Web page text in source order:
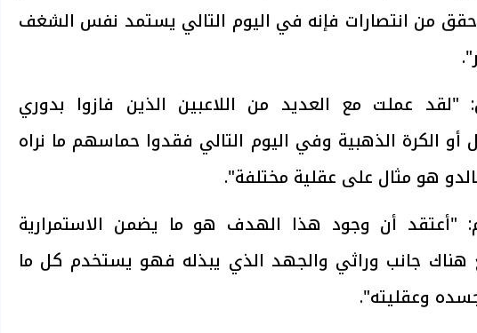
من انتصارات فإنه في اليوم التالي يستمد نفس الشغف
"لقد عملت مع العديد من اللاعبين الذين فازوا بدوري
أو الكرة الذهبية وفي اليوم التالي فقدوا حماسهم ما نراه
هو مثال على عقلية مختلفة".
"أعتقد أن وجود هذا الهدف هو ما يضمن الاستمرارية
هناك جانب وراثي والجهد الذي يبذله فهو يستخدم كل ما
وعقليته".